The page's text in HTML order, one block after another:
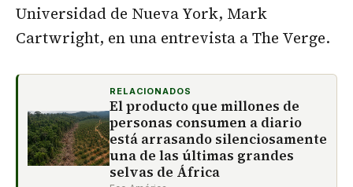
Universidad de Nueva York, Mark
Cartwright, en una entrevista a The Verge.
RELACIONADOS
El producto que millones de
personas consumen a diario
está arrasando silenciosamente
una de las últimas grandes
selvas de África